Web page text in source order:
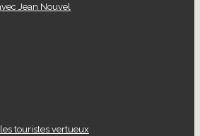
Jean Nouvel
touristes vertueux